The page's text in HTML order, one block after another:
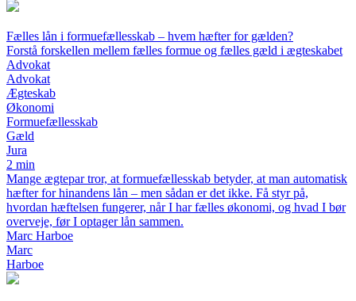
Fælles lån i formuefællesskab – hvem hæfter for gælden?
Forstå forskellen mellem fælles formue og fælles gæld i ægteskabet
Advokat
Advokat
Ægteskab
Økonomi
Formuefællesskab
Gæld
Jura
2 min
Mange ægtepar tror, at formuefællesskab betyder, at man automatisk
hæfter for hinandens lån – men sådan er det ikke. Få styr på,
hvordan hæftelsen fungerer, når I har fælles økonomi, og hvad I bør
overveje, før I optager lån sammen.
Marc Harboe
Marc
Harboe